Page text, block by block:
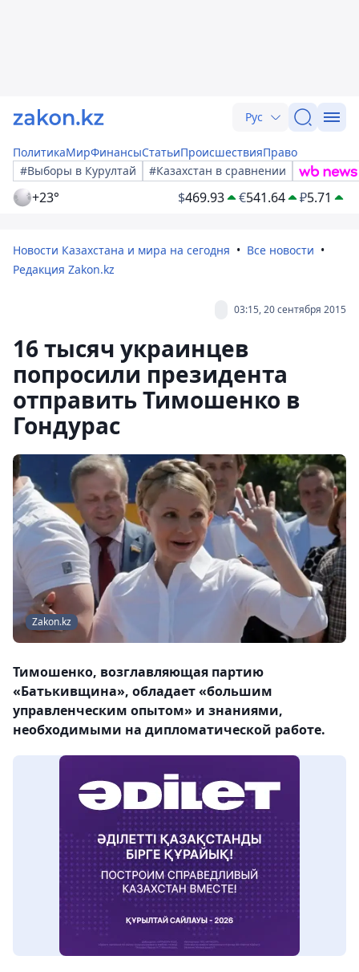
Рус
ПолитикаМирФинансыСтатьиПроисшествияПраво
#Выборы в Курултай
#Казахстан в сравнении
+23° $469.93 €541.64 ₽5.71
Новости Казахстана и мира на сегодня
Все новости
Редакция Zakon.kz
03:15, 20 сентября 2015
16 тысяч украинцев
попросили президента
отправить Тимошенко в
Гондурас
Zakon.kz
Тимошенко, возглавляющая партию
«Батькивщина», обладает «большим
управленческим опытом» и знаниями,
необходимыми на дипломатической работе.